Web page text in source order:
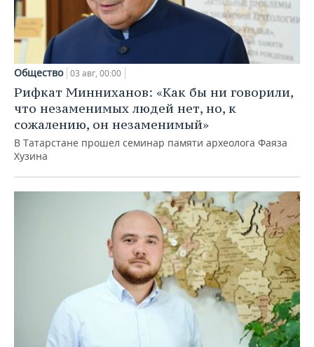
Общество 03 авг, 00:00
Рифкат Минниханов: «Как бы ни говорили,
что незаменимых людей нет, но, к
сожалению, он незаменимый»
В Татарстане прошел семинар памяти археолога Фаяза
Хузина